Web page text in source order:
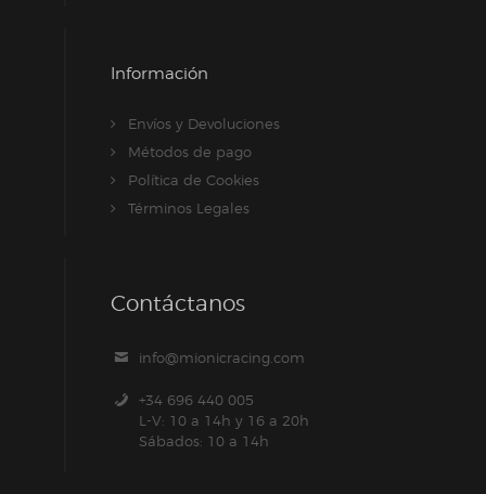
Información
Envíos y Devoluciones
Métodos de pago
Política de Cookies
Términos Legales
Contáctanos
info@mionicracing.com
+34 696 440 005
L-V: 10 a 14h y 16 a 20h
Sábados: 10 a 14h